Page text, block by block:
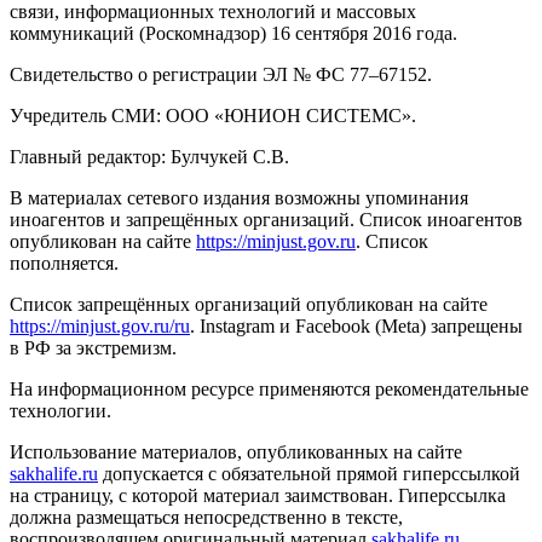
связи, информационных технологий и массовых
коммуникаций (Роскомнадзор) 16 сентября 2016 года.
Свидетельство о регистрации ЭЛ № ФС 77–67152.
Учредитель СМИ: ООО «ЮНИОН СИСТЕМС».
Главный редактор: Булчукей С.В.
В материалах сетевого издания возможны упоминания
иноагентов и запрещённых организаций. Список иноагентов
опубликован на сайте https://minjust.gov.ru. Список
пополняется.
Список запрещённых организаций опубликован на сайте
https://minjust.gov.ru/ru. Instagram и Facebook (Metа) запрещены
в РФ за экстремизм.
На информационном ресурсе применяются рекомендательные
технологии.
Использование материалов, опубликованных на сайте
sakhalife.ru допускается с обязательной прямой гиперссылкой
на страницу, с которой материал заимствован. Гиперссылка
должна размещаться непосредственно в тексте,